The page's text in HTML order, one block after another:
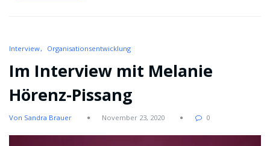
Interview Organisationsentwicklung
Im Interview mit Melanie
Hörenz-Pissang
Von Sandra Brauer November 23, 2020 0